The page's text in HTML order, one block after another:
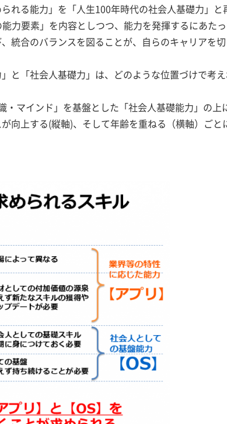
れる能力」を「人生100年時代の社会人基礎力」と
力要素」を内容としつつ、能力を発揮するにあた
統合のバランスを図ることが、自らのキャリアを
と「社会人基礎力」は、どのような位置づけで考
マインド」を基盤とした「社会人基礎能力」の上
向上する(縦軸)、そして年齢を重ねる（横軸）ごと